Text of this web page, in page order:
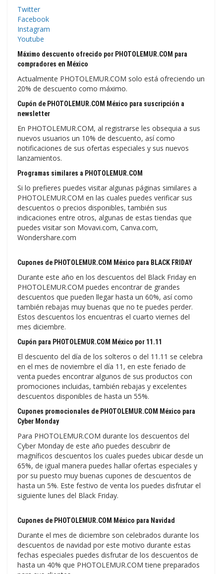
Twitter
Facebook
Instagram
Youtube
Máximo descuento ofrecido por PHOTOLEMUR.COM para
compradores en México
Actualmente PHOTOLEMUR.COM solo está ofreciendo un
20% de descuento como máximo.
Cupón de PHOTOLEMUR.COM México para suscripción a
newsletter
En PHOTOLEMUR.COM, al registrarse les obsequia a sus
nuevos usuarios un 10% de descuento, así como
notificaciones de sus ofertas especiales y sus nuevos
lanzamientos.
Programas similares a PHOTOLEMUR.COM
Si lo prefieres puedes visitar algunas páginas similares a
PHOTOLEMUR.COM en las cuales puedes verificar sus
descuentos o precios disponibles, también sus
indicaciones entre otros, algunas de estas tiendas que
puedes visitar son Movavi.com, Canva.com,
Wondershare.com
Cupones de PHOTOLEMUR.COM México para BLACK FRIDAY
Durante este año en los descuentos del Black Friday en
PHOTOLEMUR.COM puedes encontrar de grandes
descuentos que pueden llegar hasta un 60%, así como
también rebajas muy buenas que no te puedes perder.
Estos descuentos los encuentras el cuarto viernes del
mes diciembre.
Cupón para PHOTOLEMUR.COM México por 11.11
El descuento del día de los solteros o del 11.11 se celebra
en el mes de noviembre el día 11, en este feriado de
venta puedes encontrar algunos de sus productos con
promociones incluidas, también rebajas y excelentes
descuentos disponibles de hasta un 55%.
Cupones promocionales de PHOTOLEMUR.COM México para
Cyber Monday
Para PHOTOLEMUR.COM durante los descuentos del
Cyber Monday de este año puedes descubrir de
magníficos descuentos los cuales puedes ubicar desde un
65%, de igual manera puedes hallar ofertas especiales y
por su puesto muy buenas cupones de descuentos de
hasta un 5%. Este festivo de venta los puedes disfrutar el
siguiente lunes del Black Friday.
Cupones de PHOTOLEMUR.COM México para Navidad
Durante el mes de diciembre son celebrados durante los
descuentos de navidad por este motivo durante estas
fechas especiales puedes disfrutar de los descuentos de
hasta un 40% que PHOTOLEMUR.COM tiene preparados